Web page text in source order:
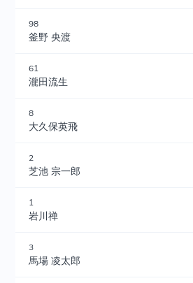
98
釜野 央渡
61
瀧田流生
8
大久保英飛
2
芝池 宗一郎
1
岩川禅
3
馬場 凌太郎